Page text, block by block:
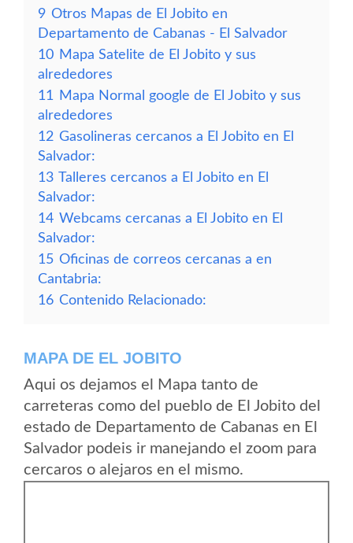
9 Otros Mapas de El Jobito en
Departamento de Cabanas - El Salvador
10 Mapa Satelite de El Jobito y sus
alrededores
11
Mapa Normal google de El Jobito y sus
alrededores
12 Gasolineras cercanos a El Jobito en El
Salvador:
13 Talleres cercanos a El Jobito en El
Salvador:
14 Webcams cercanas a El Jobito en El
Salvador:
15 Oficinas de correos cercanas a en
Cantabria:
16 Contenido Relacionado:
MAPA DE EL JOBITO
Aqui os dejamos el Mapa tanto de
carreteras como del pueblo de El Jobito del
estado de Departamento de Cabanas en El
Salvador podeis ir manejando el zoom para
cercaros o alejaros en el mismo.